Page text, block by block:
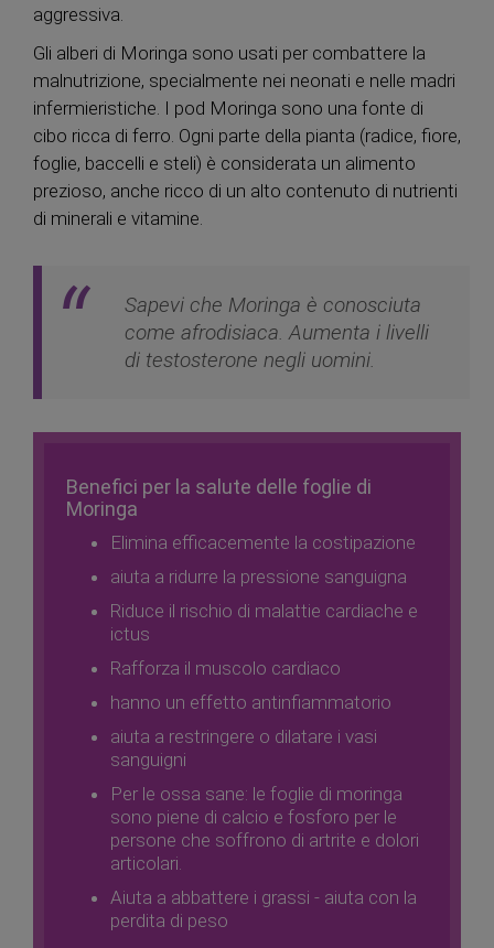
aggressiva.
Gli alberi di Moringa sono usati per combattere la
malnutrizione, specialmente nei neonati e nelle madri
infermieristiche. I pod Moringa sono una fonte di
cibo ricca di ferro. Ogni parte della pianta (radice, fiore,
foglie, baccelli e steli) è considerata un alimento
prezioso, anche ricco di un alto contenuto di nutrienti
di minerali e vitamine.
Sapevi che Moringa è conosciuta
come afrodisiaca. Aumenta i livelli
di testosterone negli uomini.
Benefici per la salute delle foglie di
Moringa
Elimina efficacemente la costipazione
aiuta a ridurre la pressione sanguigna
Riduce il rischio di malattie cardiache e
ictus
Rafforza il muscolo cardiaco
hanno un effetto antinfiammatorio
aiuta a restringere o dilatare i vasi
sanguigni
Per le ossa sane: le foglie di moringa
sono piene di calcio e fosforo per le
persone che soffrono di artrite e dolori
articolari.
Aiuta a abbattere i grassi - aiuta con la
perdita di peso